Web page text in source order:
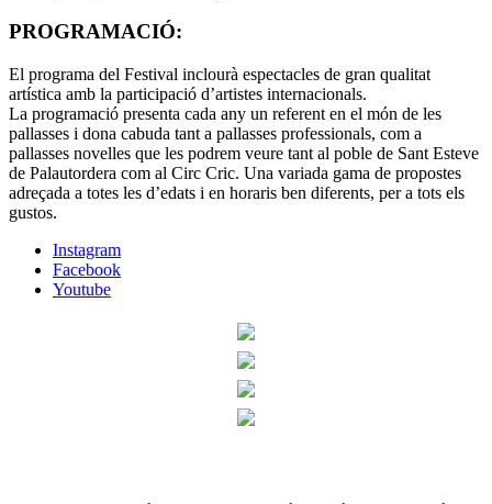
PROGRAMACIÓ:
El programa del Festival inclourà espectacles de gran qualitat
artística amb la participació d’artistes internacionals.
La programació presenta cada any un referent en el món de les
pallasses i dona cabuda tant a pallasses professionals, com a
pallasses novelles que les podrem veure tant al poble de Sant Esteve
de Palautordera com al Circ Cric. Una variada gama de propostes
adreçada a totes les d’edats i en horaris ben diferents, per a tots els
gustos.
Instagram
Facebook
Youtube